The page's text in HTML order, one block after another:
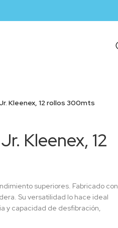
Kleenex, 12 rollos 300mts
Kleenex, 12
superiores. Fabricado con
Su versatilidad lo hace ideal
y capacidad de desfibración,